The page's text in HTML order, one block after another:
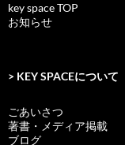
key space TOP
お知らせ
> KEY SPACEについて
ごあいさつ
著書・メディア掲載
ブログ